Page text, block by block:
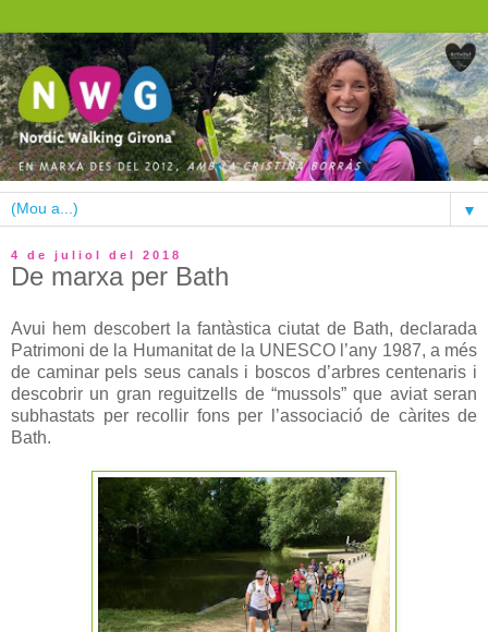
▼
4 de juliol del 2018
De marxa per Bath
Avui hem descobert la fantàstica ciutat de Bath, declarada
Patrimoni de la Humanitat de la UNESCO l’any 1987, a més
de caminar pels seus canals i boscos d’arbres centenaris i
descobrir un gran reguitzells de “mussols” que aviat seran
subhastats per recollir fons per l’associació de càrites de
Bath.